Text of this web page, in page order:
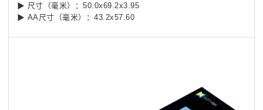
▶ 尺寸（毫米）：50.0x69.2x3.95
▶ AA尺寸（毫米）：43.2x57.60